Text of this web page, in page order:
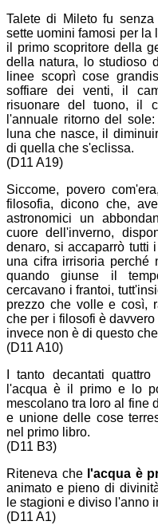
Talete di Mileto fu
sette uomini famosi per la
il primo scopritore della
della natura, lo studioso
linee scoprì cose
soffiare dei venti, il
risuonare del tuono, il
l'annuale ritorno del
luna che nasce, il
di quella che s'eclissa.
(D11 A19)
Siccome, povero
filosofia, dicono che,
astronomici un
cuore dell'inverno,
denaro, si accaparrò tutti
una cifra irrisoria perché
quando giunse il
cercavano i frantoi,
prezzo che volle e così,
che per i filosofi è
invece non è di questo
(D11 A10)
I tanto decantati
l'acqua è il primo e lo
mescolano tra loro al fine
e unione delle cose
nel primo libro.
(D11 B3)
Riteneva che l'acqua è
animato e pieno di
le stagioni e diviso l'anno
(D11 A1)